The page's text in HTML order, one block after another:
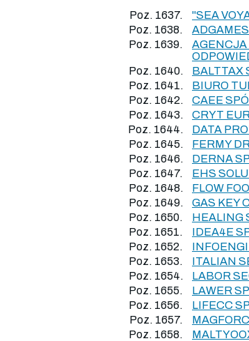
Poz. 1637.
"SEA
Poz. 1638.
Poz. 1639.
AGENCJA
Poz. 1640.
BALTTAX
Poz. 1641.
BIURO
Poz. 1642.
CAEE
Poz. 1643.
CRYT
Poz. 1644.
DATA
Poz. 1645.
FERMY
Poz. 1646.
DERNA
Poz. 1647.
EHS
Poz. 1648.
FLOW
Poz. 1649.
GAS KEY
Poz. 1650.
HEALING
Poz. 1651.
IDEA4E
Poz. 1652.
Poz. 1653.
ITALIAN
Poz. 1654.
LABOR
Poz. 1655.
LAWER
Poz. 1656.
LIFECC
Poz. 1657.
Poz. 1658.